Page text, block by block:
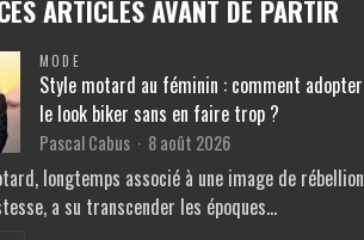
ARTICLES AVANT DE PARTIR
MODE
Style motard au féminin : comment adopter
le look biker sans en faire trop ?
Pascal Cabus 8 août 2026
longtemps associé à une image de rébellion
a su transcender les époques…